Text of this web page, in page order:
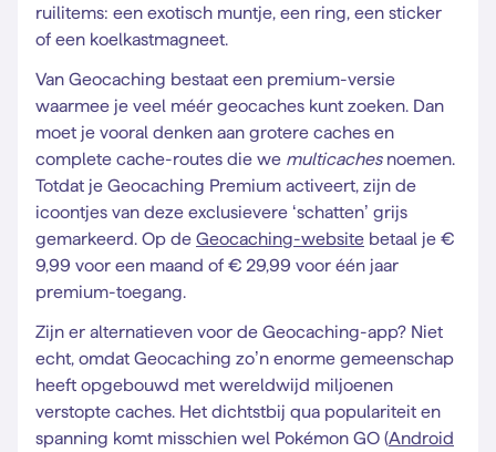
ruilitems: een exotisch muntje, een ring, een sticker
of een koelkastmagneet.
Van Geocaching bestaat een premium-versie
waarmee je veel méér geocaches kunt zoeken. Dan
moet je vooral denken aan grotere caches en
complete cache-routes die we multicachesnoemen.
Totdat je Geocaching Premium activeert, zijn de
icoontjes van deze exclusievere ‘schatten’ grijs
gemarkeerd. Op de Geocaching-website betaal je €
9,99 voor een maand of € 29,99 voor één jaar
premium-toegang.
Zijn er alternatieven voor de Geocaching-app? Niet
echt, omdat Geocaching zo’n enorme gemeenschap
heeft opgebouwd met wereldwijd miljoenen
verstopte caches. Het dichtstbij qua populariteit en
spanning komt misschien wel Pokémon GO (Android